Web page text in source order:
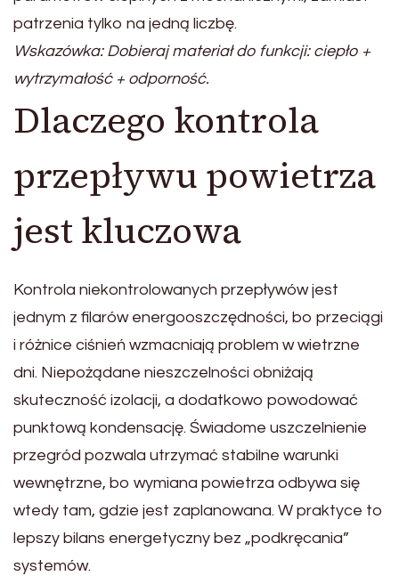
patrzenia tylko na jedną liczbę.
Wskazówka: Dobieraj materiał do funkcji: ciepło +
wytrzymałość + odporność.
Dlaczego kontrola
przepływu powietrza
jest kluczowa
Kontrola niekontrolowanych przepływów jest
jednym z filarów energooszczędności, bo przeciągi
i różnice ciśnień wzmacniają problem w wietrzne
dni. Niepożądane nieszczelności obniżają
skuteczność izolacji, a dodatkowo powodować
punktową kondensację. Świadome uszczelnienie
przegród pozwala utrzymać stabilne warunki
wewnętrzne, bo wymiana powietrza odbywa się
wtedy tam, gdzie jest zaplanowana. W praktyce to
lepszy bilans energetyczny bez „podkręcania”
systemów.